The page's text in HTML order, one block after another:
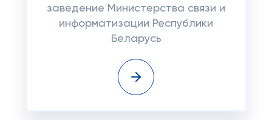
заведение Министерства связи и
информатизации Республики
Беларусь